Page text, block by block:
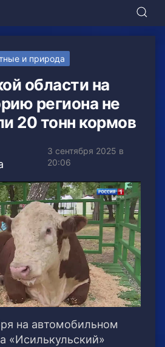
и природа
области на
региона не
20 тонн кормов
3 сентября 2025 в
20:06
на автомобильном
«Исилькульский»